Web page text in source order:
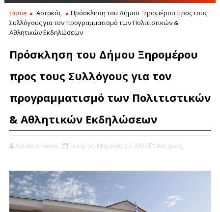
Home Αστακός
Πρόσκληση του Δήμου Ξηρομέρου προς τους
Συλλόγους για τον προγραμματισμό των Πολιτιστικών &
Αθλητικών Εκδηλώσεων
Πρόσκληση του Δήμου Ξηρομέρου
προς τους Συλλόγους για τον
προγραμματισμό των Πολιτιστικών
& Αθλητικών Εκδηλώσεων
Astakos-News Τετάρτη, Μαρτίου 27, 2024 Αστακός,